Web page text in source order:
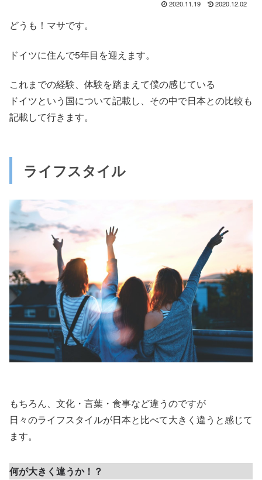
2020.11.19 2020.12.02
どうも！マサです。
ドイツに住んで5年目を迎えます。
これまでの経験、体験を踏まえて僕の感じている
ドイツという国について記載し、その中で日本との比較も
記載して行きます。
ライフスタイル
もちろん、文化・言葉・食事など違うのですが
日々のライフスタイルが日本と比べて大きく違うと感じて
ます。
何が大きく違うか！？